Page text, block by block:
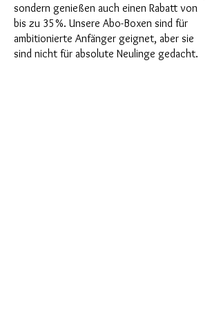
sondern genießen auch einen Rabatt von
bis zu 35%. Unsere Abo-Boxen sind für
ambitionierte Anfänger geignet, aber sie
sind nicht für absolute Neulinge gedacht.